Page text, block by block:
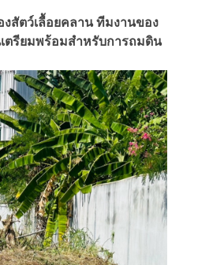
สัตว์เลื้อยคลาน ทีมงานของ
ตรียมพร้อมสำหรับการถมดิน